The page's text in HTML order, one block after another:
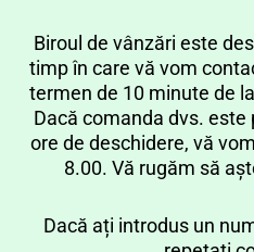
Biroul de vânzări este
timp în care vă vom
termen de 10 minute de
Dacă comanda dvs.
ore de deschidere, vă
8.00. Vă rugăm să
Dacă ați introdus un